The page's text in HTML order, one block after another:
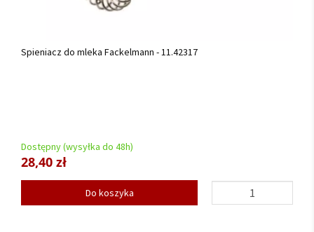
Spieniacz do mleka Fackelmann - 11.42317
Dostępny (wysyłka do 48h)
28,40 zł
Do koszyka